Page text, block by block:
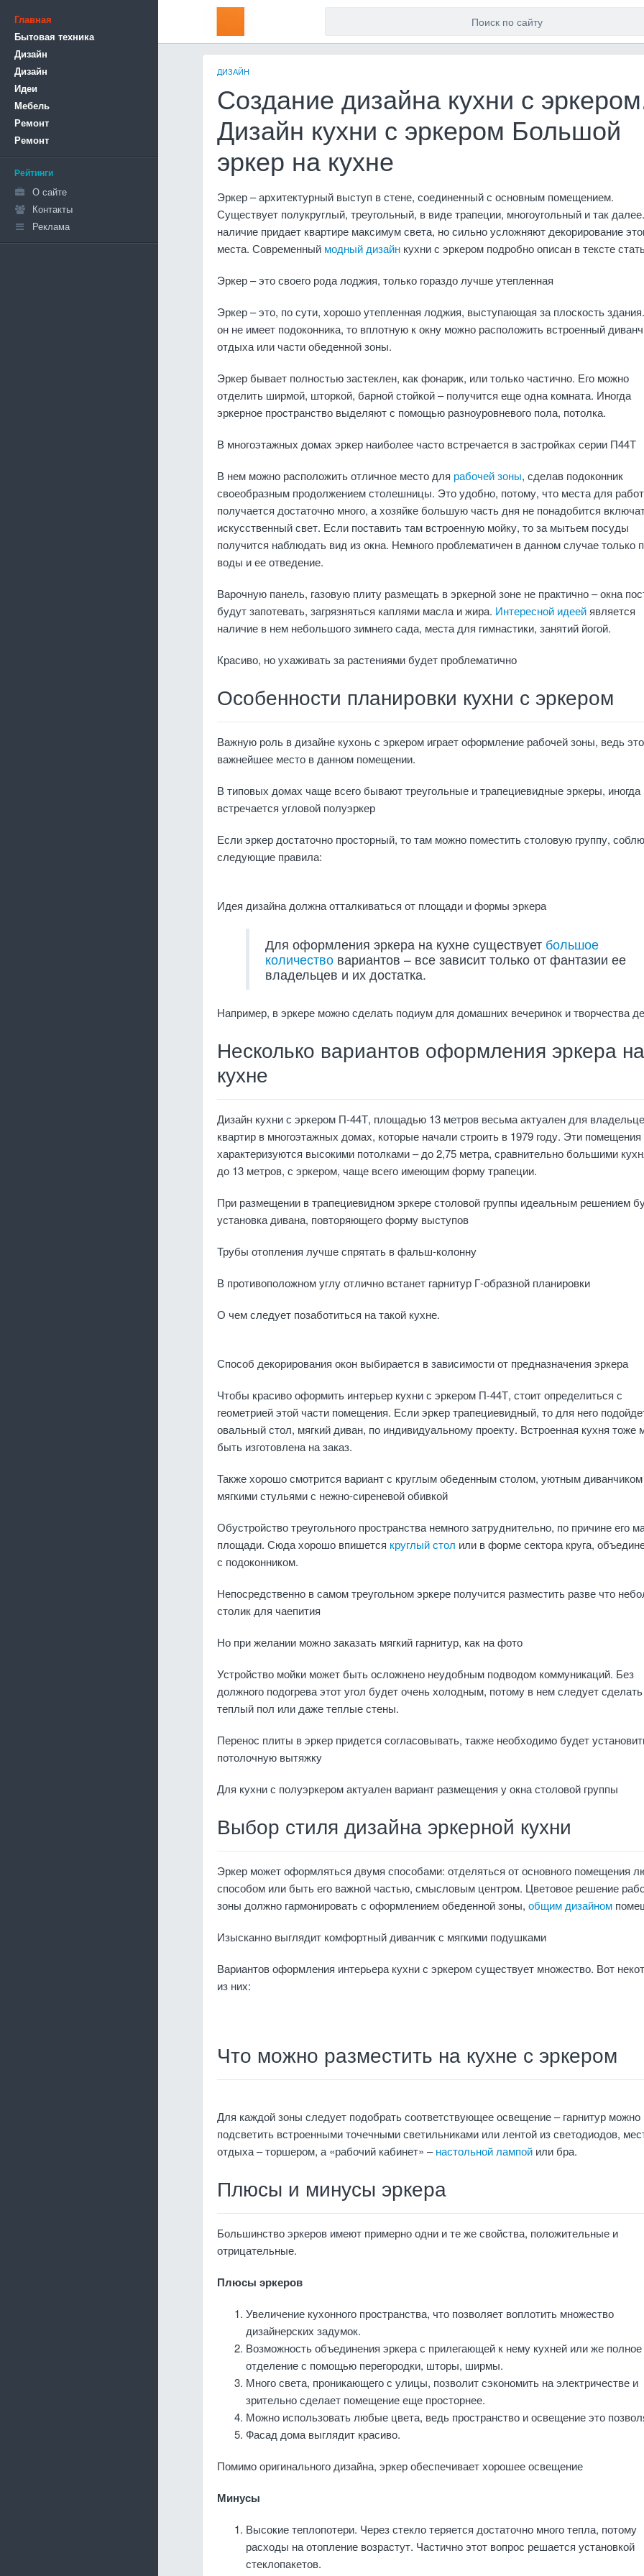
Главная
Бытовая техника
Дизайн
Дизайн
Идеи
Мебель
Ремонт
Ремонт
Рейтинги
О сайте
Контакты
Реклама
ДИЗАЙН
Создание дизайна кухни с
Дизайн кухни с эркером Большой
эркер на кухне
Эркер – архитектурный выступ в стене, соединенный с основным помещением.
Существует полукруглый, треугольный, в виде трапеции, многоугольный и так
наличие придает квартире максимум света, но сильно усложняют декорирование
места. Современный модный дизайн кухни с эркером подробно описан в тексте
Эркер – это своего рода лоджия, только гораздо лучше утепленная
Эркер – это, по сути, хорошо утепленная лоджия, выступающая за плоскость
он не имеет подоконника, то вплотную к окну можно расположить встроенный
отдыха или части обеденной зоны.
Эркер бывает полностью застеклен, как фонарик, или только частично. Его можно
отделить ширмой, шторкой, барной стойкой – получится еще одна комната. Иногда
эркерное пространство выделяют с помощью разноуровневого пола, потолка.
В многоэтажных домах эркер наиболее часто встречается в застройках серии П44Т
В нем можно расположить отличное место для рабочей зоны, сделав подоконник
своеобразным продолжением столешницы. Это удобно, потому, что места для
получается достаточно много, а хозяйке большую часть дня не понадобится
искусственный свет. Если поставить там встроенную мойку, то за мытьем посуды
получится наблюдать вид из окна. Немного проблематичен в данном случае только
воды и ее отведение.
Варочную панель, газовую плиту размещать в эркерной зоне не практично – окна
будут запотевать, загрязняться каплями масла и жира. Интересной идеейявляется
наличие в нем небольшого зимнего сада, места для гимнастики, занятий йогой.
Красиво, но ухаживать за растениями будет проблематично
Особенности планировки кухни с эркером
Важную роль в дизайне кухонь с эркером играет оформление рабочей зоны, ведь это
важнейшее место в данном помещении.
В типовых домах чаще всего бывают треугольные и трапециевидные эркеры, иногда
встречается угловой полуэркер
Если эркер достаточно просторный, то там можно поместить столовую группу,
следующие правила:
Идея дизайна должна отталкиваться от площади и формы эркера
Для оформления эркера на кухне существует большое
количество вариантов – все зависит только от фантазии ее
владельцев и их достатка.
Например, в эркере можно сделать подиум для домашних вечеринок и творчества
Несколько вариантов оформления эркера на
кухне
Дизайн кухни с эркером П-44Т, площадью 13 метров весьма актуален для
квартир в многоэтажных домах, которые начали строить в 1979 году. Эти помещения
характеризуются высокими потолками – до 2,75 метра, сравнительно большими
до 13 метров, с эркером, чаще всего имеющим форму трапеции.
При размещении в трапециевидном эркере столовой группы идеальным решением
установка дивана, повторяющего форму выступов
Трубы отопления лучше спрятать в фальш-колонну
В противоположном углу отлично встанет гарнитур Г-образной планировки
О чем следует позаботиться на такой кухне.
Способ декорирования окон выбирается в зависимости от предназначения эркера
Чтобы красиво оформить интерьер кухни с эркером П-44Т, стоит определиться с
геометрией этой части помещения. Если эркер трапециевидный, то для него
овальный стол, мягкий диван, по индивидуальному проекту. Встроенная кухня тоже
быть изготовлена на заказ.
Также хорошо смотрится вариант с круглым обеденным столом, уютным
мягкими стульями с нежно-сиреневой обивкой
Обустройство треугольного пространства немного затруднительно, по причине его
площади. Сюда хорошо впишется круглый стол или в форме сектора круга,
с подоконником.
Непосредственно в самом треугольном эркере получится разместить разве что
столик для чаепития
Но при желании можно заказать мягкий гарнитур, как на фото
Устройство мойки может быть осложнено неудобным подводом коммуникаций. Без
должного подогрева этот угол будет очень холодным, потому в нем следует сделать
теплый пол или даже теплые стены.
Перенос плиты в эркер придется согласовывать, также необходимо будет
потолочную вытяжку
Для кухни с полуэркером актуален вариант размещения у окна столовой группы
Выбор стиля дизайна эркерной кухни
Эркер может оформляться двумя способами: отделяться от основного помещения
способом или быть его важной частью, смысловым центром. Цветовое решение
зоны должно гармонировать с оформлением обеденной зоны, общим дизайном
Изысканно выглядит комфортный диванчик с мягкими подушками
Вариантов оформления интерьера кухни с эркером существует множество. Вот
из них:
Что можно разместить на кухне с эркером
Для каждой зоны следует подобрать соответствующее освещение – гарнитур можно
подсветить встроенными точечными светильниками или лентой из светодиодов,
отдыха – торшером, а «рабочий кабинет» –настольной лампой или бра.
Плюсы и минусы эркера
Большинство эркеров имеют примерно одни и те же свойства, положительные и
отрицательные.
Плюсы эркеров
Увеличение кухонного пространства, что позволяет воплотить множество
дизайнерских задумок.
Возможность объединения эркера с прилегающей к нему кухней или же полное
отделение с помощью перегородки, шторы, ширмы.
Много света, проникающего с улицы, позволит сэкономить на электричестве и
зрительно сделает помещение еще просторнее.
Можно использовать любые цвета, ведь пространство и освещение это
Фасад дома выглядит красиво.
Помимо оригинального дизайна, эркер обеспечивает хорошее освещение
Минусы
Высокие теплопотери. Через стекло теряется достаточно много тепла, потому
расходы на отопление возрастут. Частично этот вопрос решается установкой
стеклопакетов.